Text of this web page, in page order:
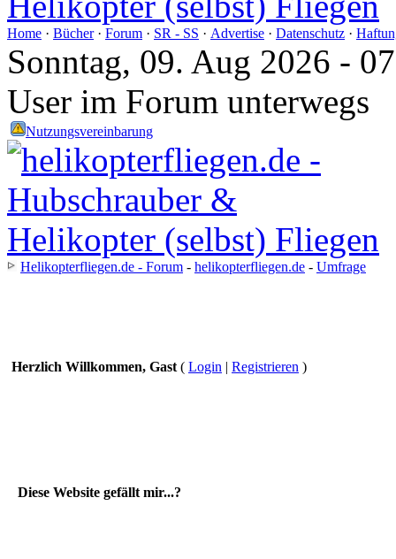
Home · Bücher· Forum · SR - SS · Advertise · Datenschutz ·
Sonntag, 09. Aug 2026 -
User im Forum unterwegs
Nutzungsvereinbarung
Helikopterfliegen.de - Forum - helikopterfliegen.de - Umfrage
Herzlich Willkommen, Gast ( Login | Registrieren )
Diese Website gefällt mir...?